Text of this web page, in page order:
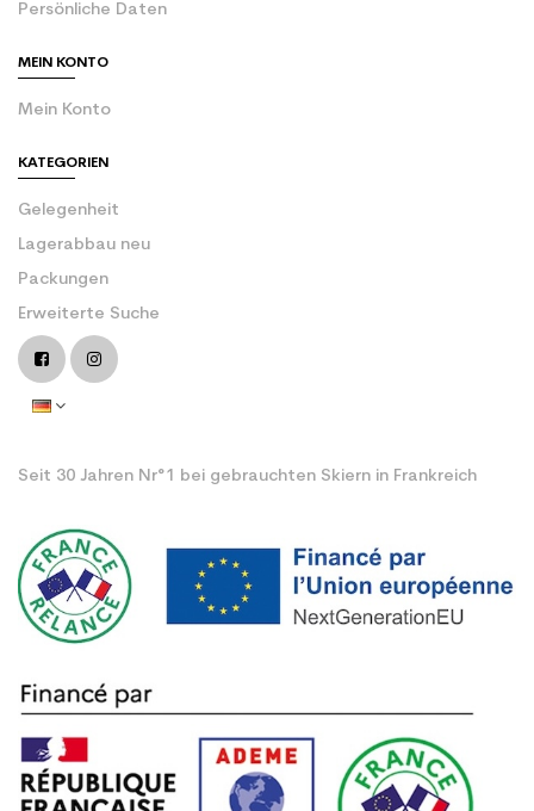
Persönliche Daten
MEIN KONTO
Mein Konto
KATEGORIEN
Gelegenheit
Lagerabbau neu
Packungen
Erweiterte Suche
Seit 30 Jahren Nr°1 bei gebrauchten Skiern in Frankreich